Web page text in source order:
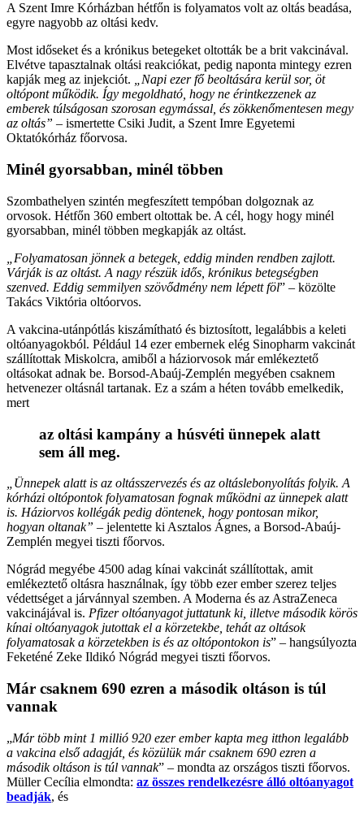
A Szent Imre Kórházban hétfőn is folyamatos volt az oltás beadása,
egyre nagyobb az oltási kedv.
Most időseket és a krónikus betegeket oltották be a brit vakcinával.
Elvétve tapasztalnak oltási reakciókat, pedig naponta mintegy ezren
kapják meg az injekciót.
„Napi ezer fő beoltására kerül sor, öt
oltópont működik. Így megoldható, hogy ne érintkezzenek az
emberek túlságosan szorosan egymással, és zökkenőmentesen megy
az oltás” – ismertette Csiki Judit, a Szent Imre Egyetemi
Oktatókórház főorvosa.
Minél gyorsabban, minél többen
Szombathelyen szintén megfeszített tempóban dolgoznak az
orvosok. Hétfőn 360 embert oltottak be. A cél, hogy hogy minél
gyorsabban, minél többen megkapják az oltást.
„Folyamatosan jönnek a betegek, eddig minden rendben zajlott.
Várják is az oltást. A nagy részük idős, krónikus betegségben
szenved. Eddig semmilyen szövődmény nem lépett föl” – közölte
Takács Viktória oltóorvos.
A vakcina-utánpótlás kiszámítható és biztosított, legalábbis a keleti
oltóanyagokból. Például 14 ezer embernek elég Sinopharm vakcinát
szállítottak Miskolcra, amiből a háziorvosok már emlékeztető
oltásokat adnak be. Borsod-Abaúj-Zemplén megyében csaknem
hetvenezer oltásnál tartanak. Ez a szám a héten tovább emelkedik,
mert
az oltási kampány a húsvéti ünnepek alatt
sem áll meg.
„Ünnepek alatt is az oltásszervezés és az oltáslebonyolítás folyik. A
kórházi oltópontok folyamatosan fognak működni az ünnepek alatt
is. Háziorvos kollégák pedig döntenek, hogy pontosan mikor,
hogyan oltanak” – jelentette ki Asztalos Ágnes, a Borsod-Abaúj-
Zemplén megyei tiszti főorvos.
Nógrád megyébe 4500 adag kínai vakcinát szállítottak, amit
emlékeztető oltásra használnak, így több ezer ember szerez teljes
védettséget a járvánnyal szemben. A Moderna és az AstraZeneca
vakcinájával is. Pfizer oltóanyagot juttatunk ki, illetve második körös
kínai oltóanyagok jutottak el a körzetekbe, tehát az oltások
folyamatosak a körzetekben is és az oltópontokon is” – hangsúlyozta
Feketéné Zeke Ildikó Nógrád megyei tiszti főorvos.
Már csaknem 690 ezren a második oltáson is túl
vannak
„Már több mint 1 millió 920 ezer ember kapta meg itthon legalább
a vakcina első adagját, és közülük már csaknem 690 ezren a
második oltáson is túl vannak” – mondta az országos tiszti főorvos.
Müller Cecília elmondta: az összes rendelkezésre álló oltóanyagot
beadják, és